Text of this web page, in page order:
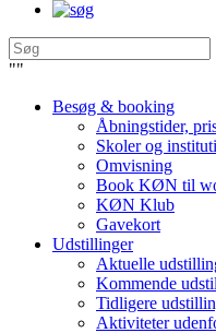
""
Besøg & booking
Åbningstider,
Skoler og
Omvisning
Book KØN til
KØN Klub
Gavekort
Udstillinger
Aktuelle
Kommende
Tidligere
Aktiviteter